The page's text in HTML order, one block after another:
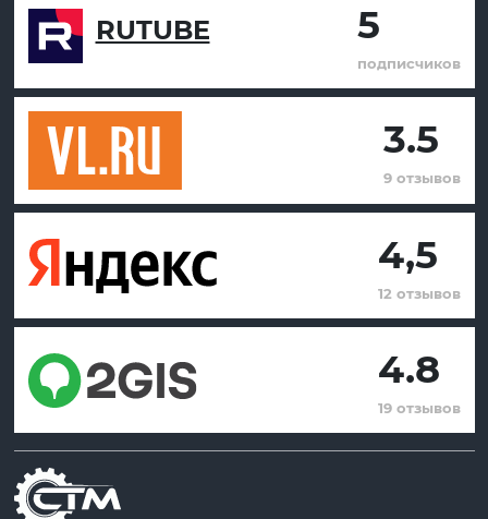
RUTUBE 5
подписчиков
3.5
9 отзывов
4,5
12 отзывов
4.8
19 отзывов